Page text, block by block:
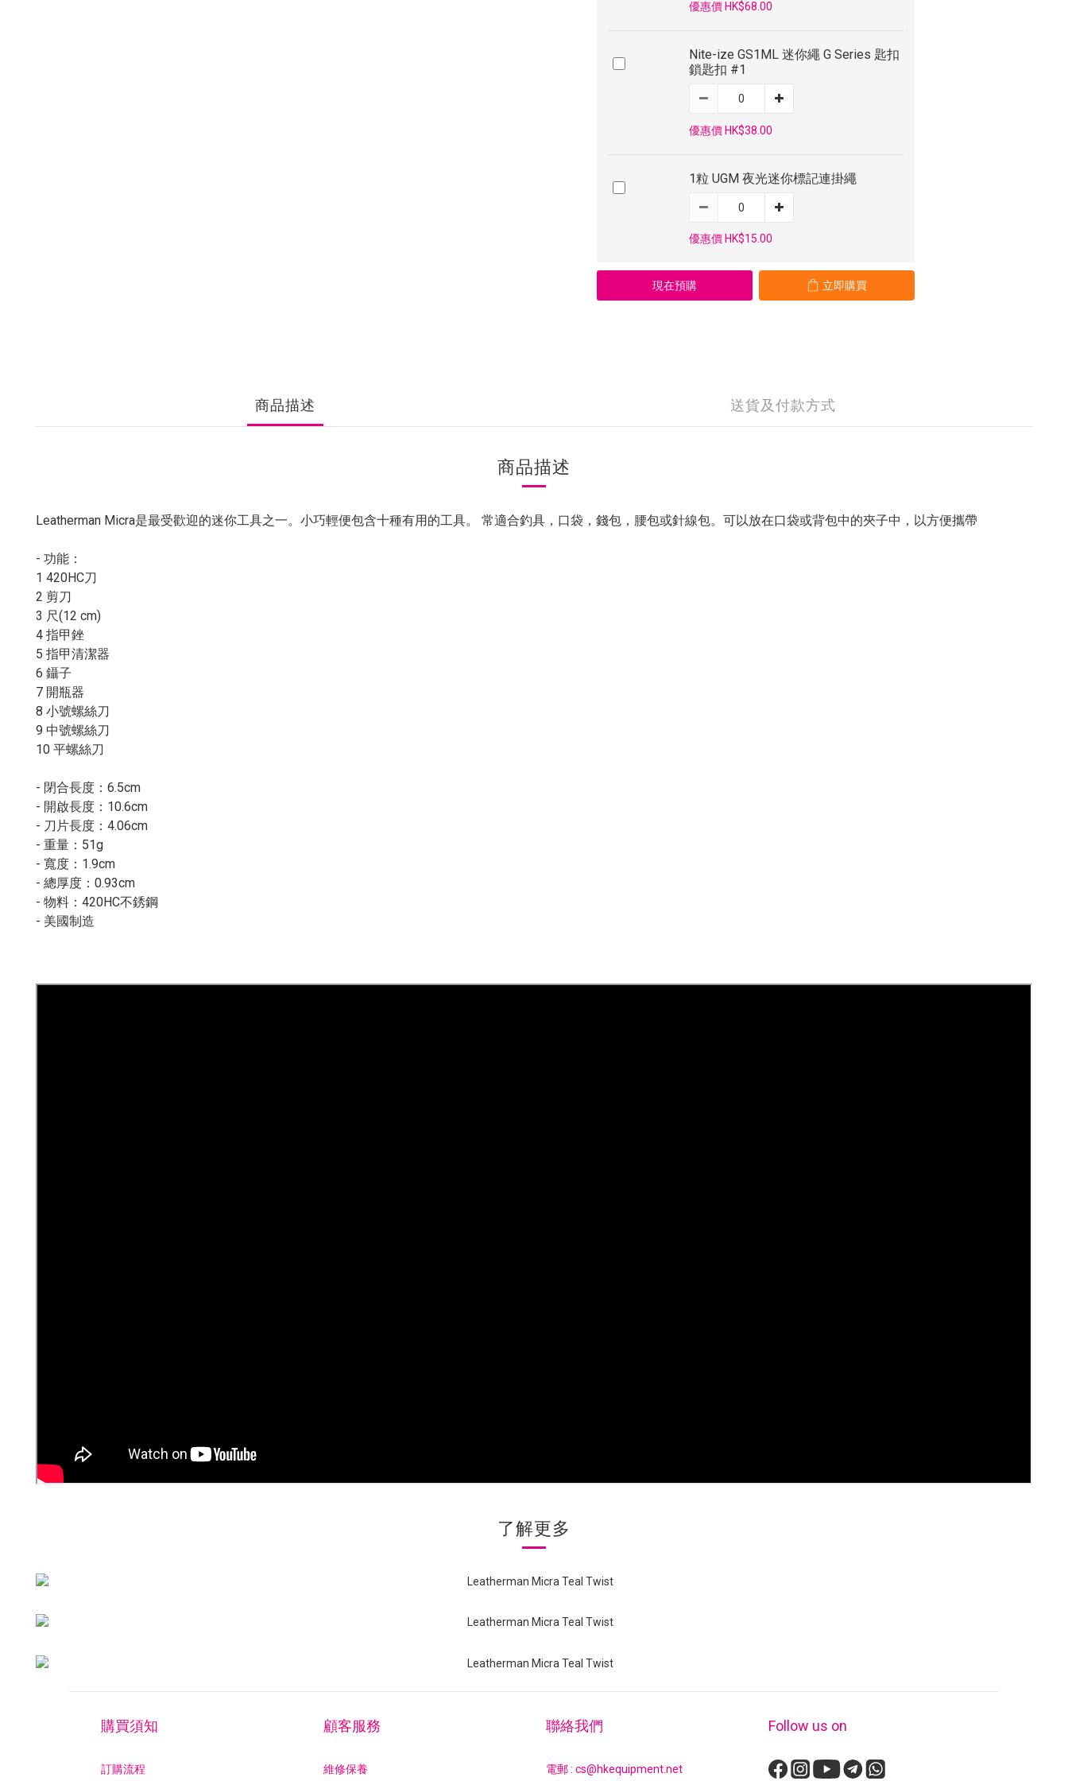
優惠價 HK$68.00
Nite-ize GS1ML 迷你繩 G Series 匙扣
鎖匙扣 #1
優惠價 HK$38.00
1粒 UGM 夜光迷你標記連掛繩
優惠價 HK$15.00
現在預購 立即購買
商品描述 送貨及付款方式
商品描述
Leatherman Micra是最受歡迎的迷你工具之一。小巧輕便包含十種有用的工具。 常適合釣具，口袋，錢包，腰包或針線包。可以放在口袋或背包中的夾子中，以方便攜帶
- 功能：
1 420HC刀
2 剪刀
3 尺(12 cm)
4 指甲銼
5 指甲清潔器
6 鑷子
7 開瓶器
8 小號螺絲刀
9 中號螺絲刀
10 平螺絲刀
- 閉合長度：6.5cm
- 開啟長度：10.6cm
- 刀片長度：4.06cm
- 重量：51g
- 寬度：1.9cm
- 總厚度：0.93cm
- 物料：420HC不銹鋼
- 美國制造
了解更多
購買須知
訂購流程
顧客服務
維修保養
聯絡我們
電郵 : cs@hkequipment.net
Follow us on